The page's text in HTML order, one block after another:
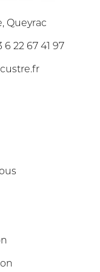
Queyrac
6 22 67 41 97